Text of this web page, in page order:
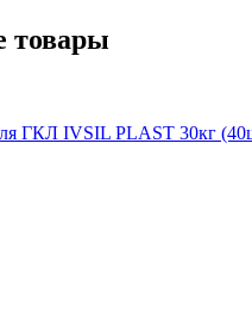
товары
ГКЛ IVSIL PLAST 30кг